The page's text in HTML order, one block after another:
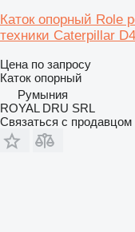
Каток опорный Role
техники Caterpillar
Цена по запросу
Каток опорный
Румыния
ROYAL DRU SRL
Связаться с продавцом